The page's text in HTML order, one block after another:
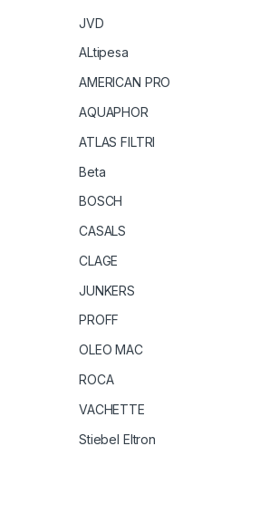
JVD
ALtipesa
AMERICAN PRO
AQUAPHOR
ATLAS FILTRI
Beta
BOSCH
CASALS
CLAGE
JUNKERS
PROFF
OLEO MAC
ROCA
VACHETTE
Stiebel Eltron